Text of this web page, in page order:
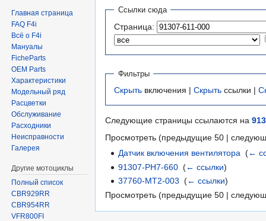
Перейти
навигации
Перейти
поиску
Ссылки сюда
Страница:
Фильтры
Скрыть включения | Скрыть ссылки |
Следующие страницы ссылаются на
Просмотреть (предыдущие 50 |
Датчик включения вентилятора ‎(←
91307-PH7-660 ‎(← ссылки)
37760-MT2-003 ‎(← ссылки)
Просмотреть (предыдущие 50 |
Главная страница
FAQ F4i
Всё о F4i
Мануалы
FicheParts
OEM Parts
Характеристики
Модельный ряд
Расцветки
Обслуживание
Расходники
Неисправности
Галерея
Другие мотоциклы
Полный список
CBR929RR
CBR954RR
VFR800FI